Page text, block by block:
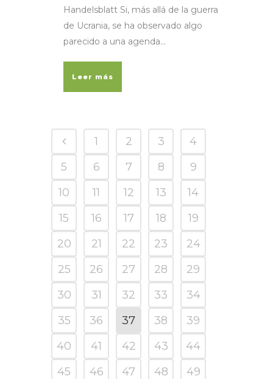
Handelsblatt Si, más allá de la guerra
de Ucrania, se ha observado algo
parecido a una agenda...
Leer más
1 2 3
4
5
6 7 8
9
10
11 12 13
14
15
16 17 18
19
20
21 22 23
24
25
26 27 28
29
30
31 32 33
34
35
36 37 38
39
40
41 42 43
44
45
46 47 48
49